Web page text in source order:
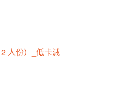
人份）_低卡減